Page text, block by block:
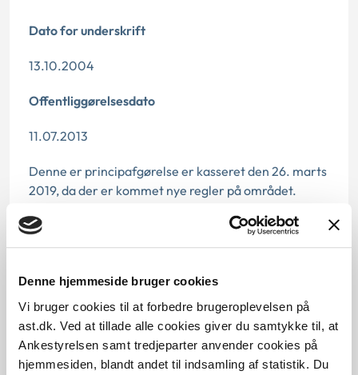
Denne hjemmeside bruger cookies
Vi bruger cookies til at forbedre brugeroplevelsen på
ast.dk. Ved at tillade alle cookies giver du samtykke til, at
Ankestyrelsen samt tredjeparter anvender cookies på
hjemmesiden, blandt andet til indsamling af statistik. Du
Dato for underskrift
13.10.2004
Offentliggørelsesdato
11.07.2013
Denne er principafgørelse er kasseret den 26. marts
2019, da der er kommet nye regler på området.
Paragraf
Journalnummer
8500122-03